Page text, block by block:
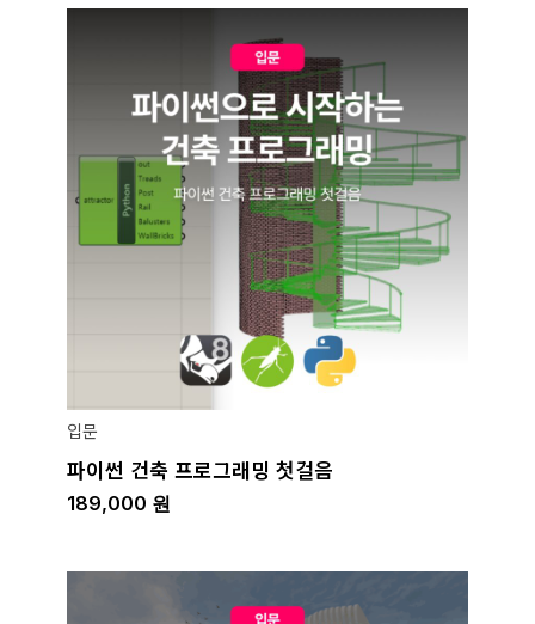
입문
파이썬 건축 프로그래밍 첫걸음
189,000 원